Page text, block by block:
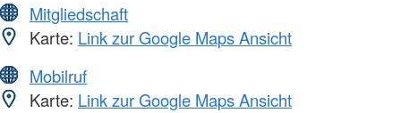
Mitgliedschaft
Karte: Link zur Google Maps Ansicht
Mobilruf
Karte: Link zur Google Maps Ansicht